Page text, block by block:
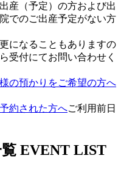
産（予定）の方および出
でのご出産予定がない方
になることもありますの
受付にてお問い合わせく
の預かりをご希望の方へ
約された方へご利用前日
EVENT LIST